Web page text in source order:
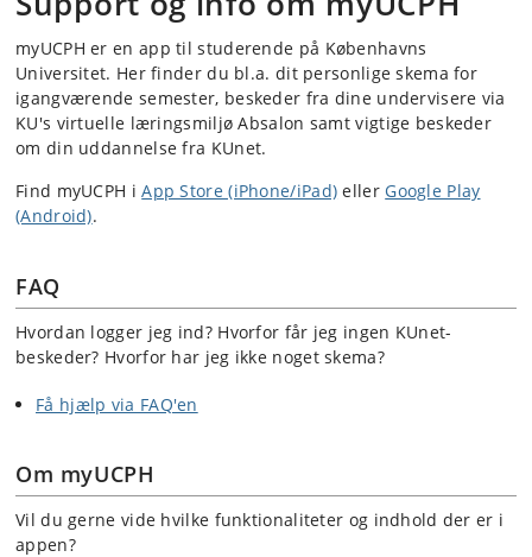
myUCPH er en app til studerende på Københavns
Universitet. Her finder du bl.a. dit personlige skema for
igangværende semester, beskeder fra dine undervisere via
KU's virtuelle læringsmiljø Absalon samt vigtige beskeder
om din uddannelse fra KUnet.
Find myUCPH iApp Store (iPhone/iPad) ellerGoogle Play
(Android).
FAQ
Hvordan logger jeg ind? Hvorfor får jeg ingen KUnet-
beskeder? Hvorfor har jeg ikke noget skema?
Få hjælp via FAQ'en
Om myUCPH
Vil du gerne vide hvilke funktionaliteter og indhold der er i
appen?